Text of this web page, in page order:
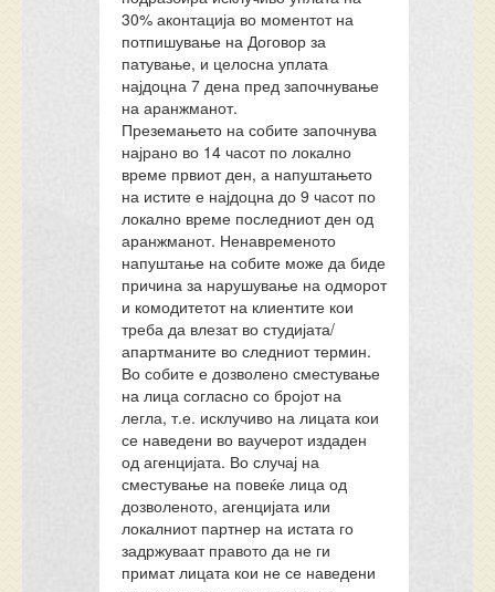
30% аконтација во моментот на
потпишување на Договор за
патување, и целосна уплата
најдоцна 7 дена пред започнување
на аранжманот.
Преземањето на собите започнува
најрано во 14 часот по локално
време првиот ден, а напуштањето
на истите е најдоцна до 9 часот по
локално време последниот ден од
аранжманот. Ненавременото
напуштање на собите може да биде
причина за нарушување на одморот
и комодитетот на клиентите кои
треба да влезат во студијата/
апартманите во следниот термин.
Во собите е дозволено сместување
на лица согласно со бројот на
легла, т.е. исклучиво на лицата кои
се наведени во ваучерот издаден
од агенцијата. Во случај на
сместување на повеќе лица од
дозволеното, агенцијата или
локалниот партнер на истата го
задржуваат правото да не ги
примат лицата кои не се наведени